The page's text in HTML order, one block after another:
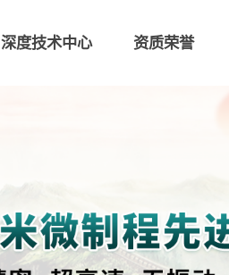
深度技术中心 资质荣誉